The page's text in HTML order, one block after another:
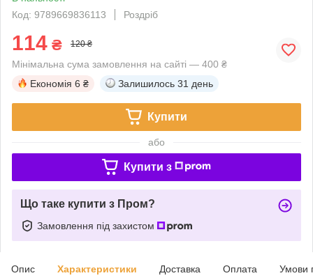
Код: 9789669836113
Роздріб
114 ₴ 120 ₴
Мінімальна сума замовлення на сайті — 400 ₴
Економія 6 ₴ Залишилось 31 день
Купити
або
Купити з
Що таке купити з Пром?
Замовлення під захистом
Опис Характеристики Доставка Оплата Умови